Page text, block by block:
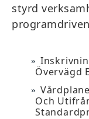
styrd
Övervägd
Och